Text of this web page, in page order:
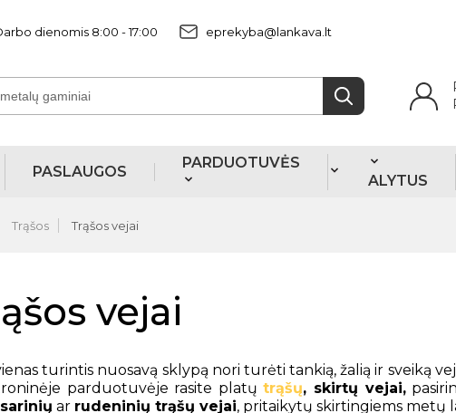
dienomis 8:00 - 17:00 eprekyba@lankava.lt
PASLAUGOS
PARDUOTUVĖS
ALYTUS
Trąšos Trąšos vejai
vejai
turintis nuosavą sklypą nori turėti tankią, žalią ir sveiką
parduotuvėje rasite platųtrąšų, skirtų vejai,
ar rudeninių trąšų vejai, pritaikytų skirtingiems metų